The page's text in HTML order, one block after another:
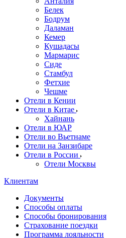
Белек
Бодрум
Даламан
Кемер
Кушадасы
Мармарис
Сиде
Стамбул
Фетхие
Чешме
Отели в Кении
Отели в Китае
Хайнань
Отели в ЮАР
Отели во Вьетнаме
Отели на Занзибаре
Отели в России
Отели Москвы
Клиентам
Документы
Способы оплаты
Способы бронирования
Страхование поездки
Программа лояльности